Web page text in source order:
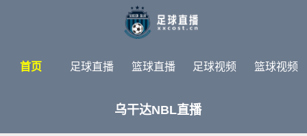
首页 足球直播 篮球直播 足球视频 篮球视频
体育专题
乌干达NBL直播